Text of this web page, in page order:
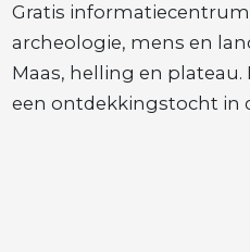
Gratis
archeologie, mens en
Maas, helling en
een ontdekkingstocht in